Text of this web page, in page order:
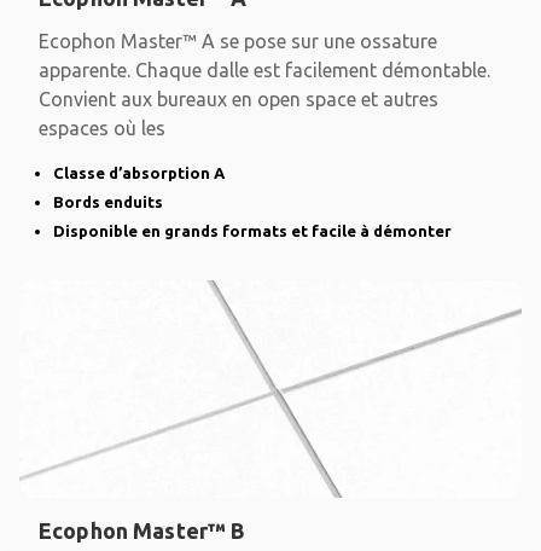
Ecophon Master™ A se pose sur une ossature
apparente. Chaque dalle est facilement démontable.
Convient aux bureaux en open space et autres
espaces où les
Classe d’absorption A
Bords enduits
Disponible en grands formats et facile à démonter
Ecophon Master™ B